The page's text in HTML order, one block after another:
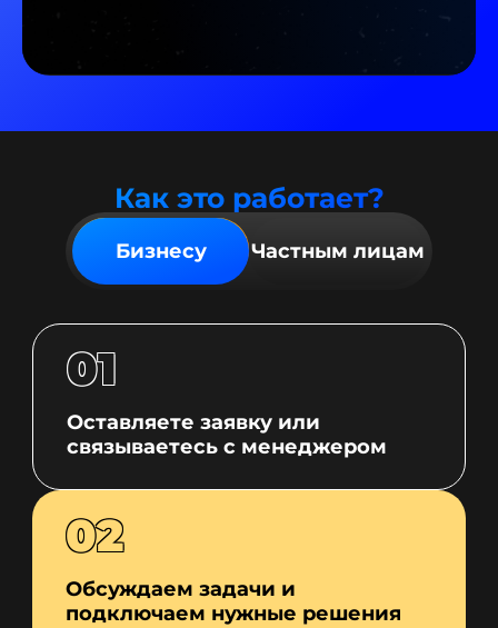
Как это работает?
Бизнесу Частным лицам
01
Оставляете заявку или
связываетесь с менеджером
02
Обсуждаем задачи и
подключаем нужные решения